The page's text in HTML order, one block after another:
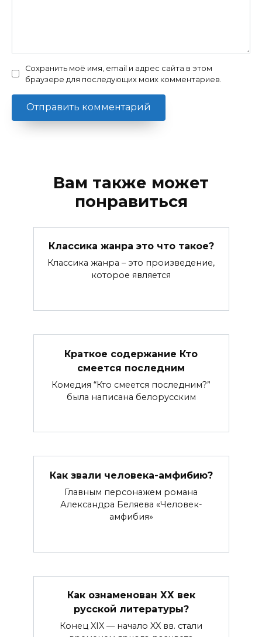
Сохранить моё имя, email и адрес сайта в этом
браузере для последующих моих комментариев.
Вам также может
понравиться
Классика жанра это что такое?
Классика жанра – это произведение,
которое является
Краткое содержание Кто
смеется последним
Комедия “Кто смеется последним?”
была написана белорусским
Как звали человека-амфибию?
Главным персонажем романа
Александра Беляева «Человек-
амфибия»
Как ознаменован ХХ век
русской литературы?
Конец XIX — начало XX вв. стали